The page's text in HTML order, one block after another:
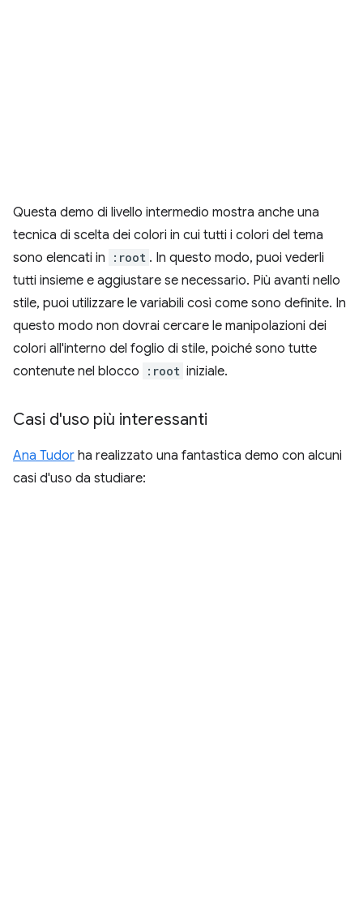
Questa demo di livello intermedio mostra anche una
tecnica di scelta dei colori in cui tutti i colori del tema
sono elencati in
:root . In questo modo, puoi vederli
tutti insieme e aggiustare se necessario. Più avanti nello
stile, puoi utilizzare le variabili così come sono definite. In
questo modo non dovrai cercare le manipolazioni dei
colori all'interno del foglio di stile, poiché sono tutte
contenute nel blocco
:root iniziale.
Casi d'uso più interessanti
Ana Tudor ha realizzato una fantastica demo con alcuni
casi d'uso da studiare: